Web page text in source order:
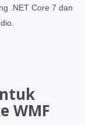
.NET Core 7 dan
WMF